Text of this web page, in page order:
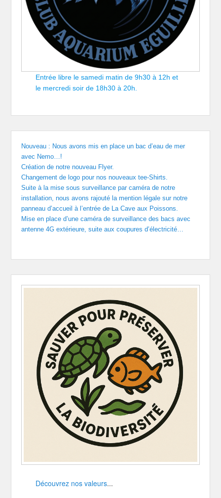
Entrée libre le samedi matin de 9h30 à 12h et
le mercredi soir de 18h30 à 20h.
Nouveau : Nous avons mis en place un bac d’eau de mer
avec Nemo…!
Création de notre nouveau Flyer.
Changement de logo pour nos nouveaux tee-Shirts.
Suite à la mise sous surveillance par caméra de notre
installation, nous avons rajouté la mention légale sur notre
panneau d’accueil à l’entrée de La Cave aux Poissons.
Mise en place d’une caméra de surveillance des bacs avec
antenne 4G extérieure, suite aux coupures d’électricité…
Découvrez nos valeurs...